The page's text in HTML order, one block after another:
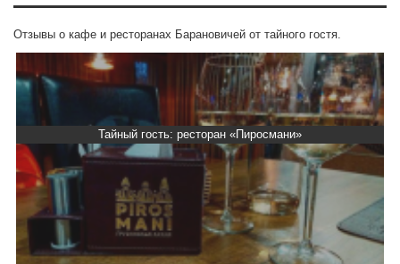
Отзывы о кафе и ресторанах Барановичей от тайного гостя.
Тайный гость: ресторан «Пиросмани»